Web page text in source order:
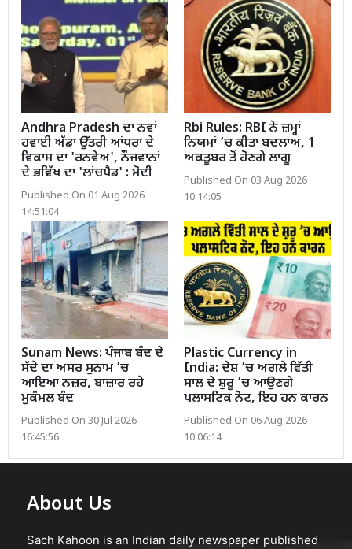
Andhra Pradesh ਦਾ ਨਵਾਂ
ਹਵਾਈ ਅੱਡਾ ਉੱਤਰੀ ਆਂਧਰਾ ਦੇ
ਵਿਕਾਸ ਦਾ 'ਰਨਵੇਅ', ਨੌਜਵਾਨਾਂ
ਦੇ ਭਵਿੱਖ ਦਾ 'ਲਾਂਚਪੈਡ' : ਮੋਦੀ
Published On 01 Aug 2026
14:51:04
Rbi Rules: RBI ਨੇ ਜ਼ਮ੍ਹਾਂ
ਨਿਯਮਾਂ ’ਚ ਕੀਤਾ ਬਦਲਾਅ, 1
ਅਕਤੂਬਰ ਤੋਂ ਹੋਣਗੇ ਲਾਗੂ
Published On 03 Aug 2026
10:14:05
Sunam News: ਪੰਜਾਬ ਬੰਦ ਦੇ
ਸੱਦੇ ਦਾ ਅਸਰ ਸੁਨਾਮ ’ਚ
ਆਇਆ ਨਜ਼ਰ, ਬਾਜ਼ਾਰ ਰਹੇ
ਮੁਕੰਮਲ ਬੰਦ
Published On 30 Jul 2026
16:45:56
Plastic Currency in
India: ਦੇਸ਼ ’ਚ ਅਗਲੇ ਵਿੱਤੀ
ਸਾਲ ਦੇ ਸ਼ੁਰੂ ’ਚ ਆਉਣਗੇ
ਪਲਾਸਟਿਕ ਨੋਟ, ਇਹ ਹਨ ਕਾਰਨ
Published On 06 Aug 2026
10:06:14
About Us
Sach Kahoon is an Indian daily newspaper published